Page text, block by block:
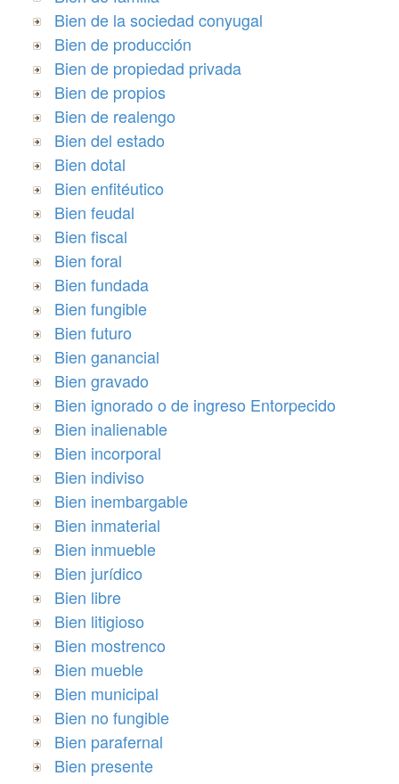
Bien de la sociedad conyugal
Bien de producción
Bien de propiedad privada
Bien de propios
Bien de realengo
Bien del estado
Bien dotal
Bien enfitéutico
Bien feudal
Bien fiscal
Bien foral
Bien fundada
Bien fungible
Bien futuro
Bien ganancial
Bien gravado
Bien ignorado o de ingreso Entorpecido
Bien inalienable
Bien incorporal
Bien indiviso
Bien inembargable
Bien inmaterial
Bien inmueble
Bien jurídico
Bien libre
Bien litigioso
Bien mostrenco
Bien mueble
Bien municipal
Bien no fungible
Bien parafernal
Bien presente